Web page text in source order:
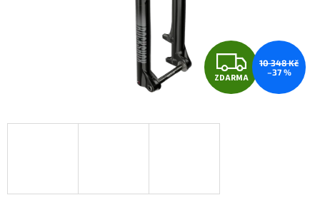
Z
D
ZDARMA
10 348 Kč
–37 %